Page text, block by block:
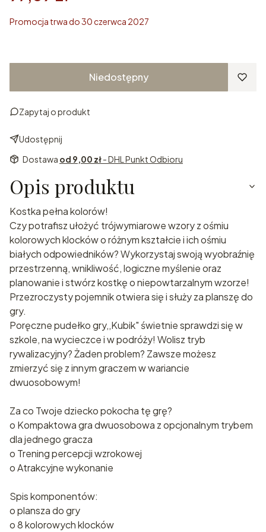
Promocja trwa do 30 czerwca 2027
Niedostępny
Zapytaj o produkt
Udostępnij
Dostawa od 9,00 zł- DHL Punkt Odbioru
Opis produktu
Kostka pełna kolorów!
Czy potrafisz ułożyć trójwymiarowe wzory z ośmiu
kolorowych klocków o różnym kształcie i ich ośmiu
białych odpowiedników? Wykorzystaj swoją wyobraźnię
przestrzenną, wnikliwość, logiczne myślenie oraz
planowanie i stwórz kostkę o niepowtarzalnym wzorze!
Przezroczysty pojemnik otwiera się i służy za planszę do
gry.
Poręczne pudełko gry,,Kubik" świetnie sprawdzi się w
szkole, na wycieczce i w podróży! Wolisz tryb
rywalizacyjny? Żaden problem? Zawsze możesz
zmierzyć się z innym graczem w wariancie
dwuosobowym!
Za co Twoje dziecko pokocha tę grę?
o Kompaktowa gra dwuosobowa z opcjonalnym trybem
dla jednego gracza
o Trening percepcji wzrokowej
o Atrakcyjne wykonanie
Spis komponentów:
o plansza do gry
o 8 kolorowych klocków